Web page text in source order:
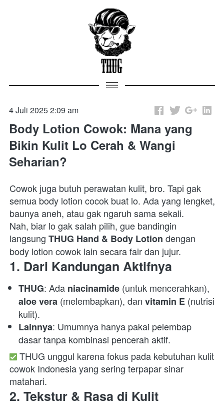
4 Juli 2025 2:09 am
Body Lotion Cowok: Mana yang
Bikin Kulit Lo Cerah & Wangi
Seharian?
Cowok juga butuh perawatan kulit, bro. Tapi gak
semua body lotion cocok buat lo. Ada yang lengket,
baunya aneh, atau gak ngaruh sama sekali.
Nah, biar lo gak salah pilih, gue bandingin
langsung THUG Hand & Body Lotion dengan
body lotion cowok lain secara fair dan jujur.
1. Dari Kandungan Aktifnya
THUG: Ada niacinamide
aloe vera (melembapkan), dan vitamin E (nutrisi
kulit).
Lainnya: Umumnya hanya pakai pelembap
dasar tanpa kombinasi pencerah aktif.
THUG unggul karena fokus pada kebutuhan kulit
cowok Indonesia yang sering terpapar sinar
matahari.
2. Tekstur & Rasa di Kulit